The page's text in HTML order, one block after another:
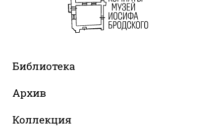
Библиотека
Архив
Коллекция